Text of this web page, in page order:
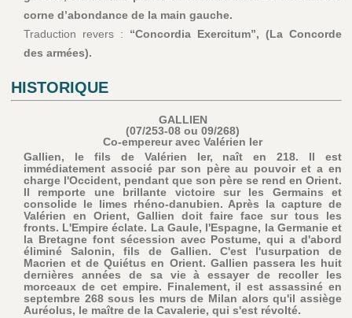
corne d’abondance de la main gauche.
Traduction revers : “Concordia Exercitum”, (La Concorde
des armées).
HISTORIQUE
GALLIEN
(07/253-08 ou 09/268)
Co-empereur avec Valérien Ier
Gallien, le fils de Valérien Ier, naît en 218. Il est
immédiatement associé par son père au pouvoir et a en
charge l'Occident, pendant que son père se rend en Orient.
Il remporte une brillante victoire sur les Germains et
consolide le limes rhéno-danubien. Après la capture de
Valérien en Orient, Gallien doit faire face sur tous les
fronts. L'Empire éclate. La Gaule, l'Espagne, la Germanie et
la Bretagne font sécession avec Postume, qui a d'abord
éliminé Salonin, fils de Gallien. C'est l'usurpation de
Macrien et de Quiétus en Orient. Gallien passera les huit
dernières années de sa vie à essayer de recoller les
morceaux de cet empire. Finalement, il est assassiné en
septembre 268 sous les murs de Milan alors qu'il assiège
Auréolus, le maître de la Cavalerie, qui s'est révolté.